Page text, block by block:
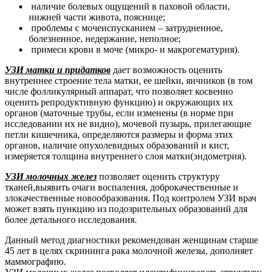
наличие болевых ощущений в паховой области,
нижней части живота, пояснице;
проблемы с мочеиспусканием – затрудненное,
болезненное, недержание, неполное;
примеси крови в моче (микро- и макрогематурия).
УЗИ матки и придатков дает возможность оценить
внутреннее строение тела матки, ее шейки, яичников (в том
числе фолликулярный аппарат, что позволяет косвенно
оценить репродуктивную функцию) и окружающих их
органов (маточные трубы, если изменены (в норме при
исследовании их не видно), мочевой пузырь, прилегающие
петли кишечника, определяются размеры и форма этих
органов, наличие опухолевидных образований и кист,
измеряется толщина внутреннего слоя матки(эндометрия).
УЗИ молочных желез позволяет оценить структуру
тканей,выявить очаги воспаления, доброкачественные и
злокачественные новообразования. Под контролем УЗИ врач
может взять пункцию из подозрительных образований для
более детального исследования.
Данный метод диагностики рекомендован женщинам старше
45 лет в целях скрининга рака молочной железы, дополняет
маммографию.